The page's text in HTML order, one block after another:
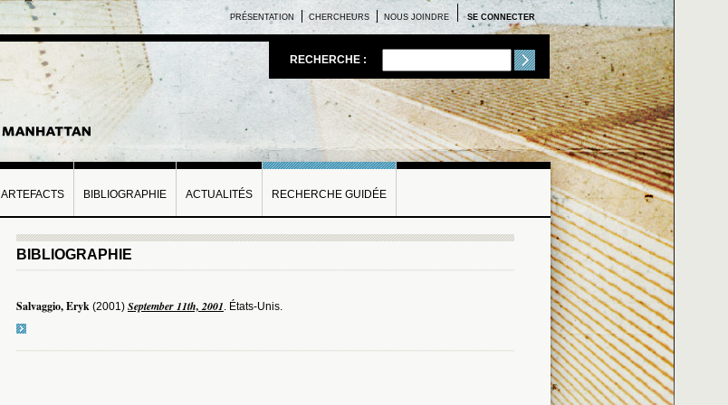
SE CONNECTER
PRÉSENTATION CHERCHEURS NOUS JOINDRE
RECHERCHE :
ARTEFACTS BIBLIOGRAPHIE ACTUALITÉS RECHERCHE GUIDÉE
BIBLIOGRAPHIE
Salvaggio, Eryk (2001) September 11th, 2001. États-Unis.